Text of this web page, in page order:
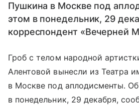
Пушкина в Москве под
этом в понедельник, 29
корреспондент «Вечерней
Гроб с телом народной
Алентовой вынесли из Театра
в Москве под аплодисменты.
в понедельник, 29 декабря,